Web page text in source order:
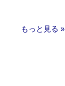
もっと見る »